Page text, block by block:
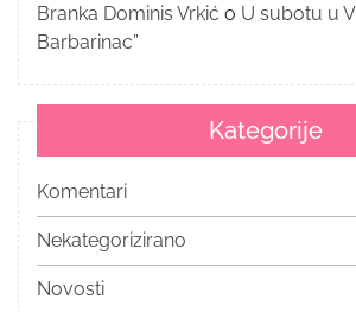
Branka Dominis Vrkić o U subotu u
Barbarinac”
Kategorije
Komentari
Nekategorizirano
Novosti